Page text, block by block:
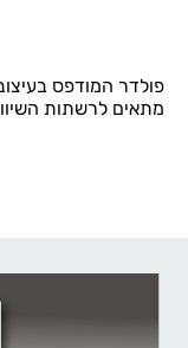
פולדר המודפס
מתאים לרשתות